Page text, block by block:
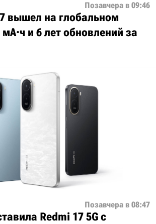
Позавчера в 09:46
вышел на глобальном
и 6 лет обновлений за
Позавчера в 08:47
Redmi 17 5G с